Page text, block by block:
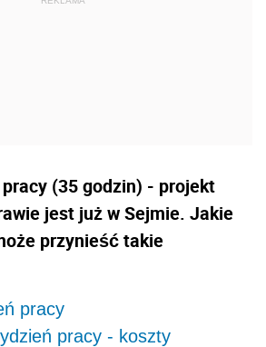
(35 godzin) - projekt
jest już w Sejmie. Jakie
przynieść takie
pracy
pracy - koszty